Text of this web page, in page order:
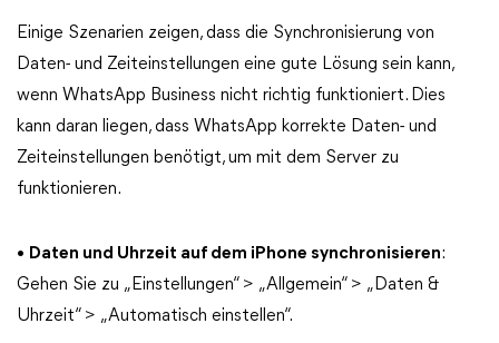
Einige Szenarien zeigen, dass die Synchronisierung von
Daten- und Zeiteinstellungen eine gute Lösung sein kann,
wenn WhatsApp Business nicht richtig funktioniert. Dies
kann daran liegen, dass WhatsApp korrekte Daten- und
Zeiteinstellungen benötigt, um mit dem Server zu
funktionieren.
• Daten und Uhrzeit auf dem iPhone synchronisieren:
Gehen Sie zu „Einstellungen“ > „Allgemein“ > „Daten &
Uhrzeit“ > „Automatisch einstellen“.